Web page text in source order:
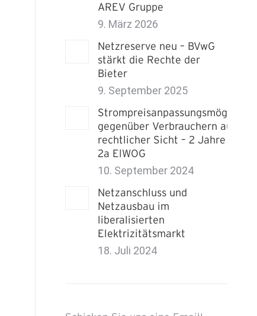
AREV Gruppe
9. März 2026
Netzreserve neu – BVwG
stärkt die Rechte der
Bieter
9. September 2025
gegenüber Verbrauchern aus
rechtlicher Sicht – 2 Jahre § 80
2a ElWOG
10. September 2024
Netzanschluss und
Netzausbau im
liberalisierten
Elektrizitätsmarkt
18. Juli 2024